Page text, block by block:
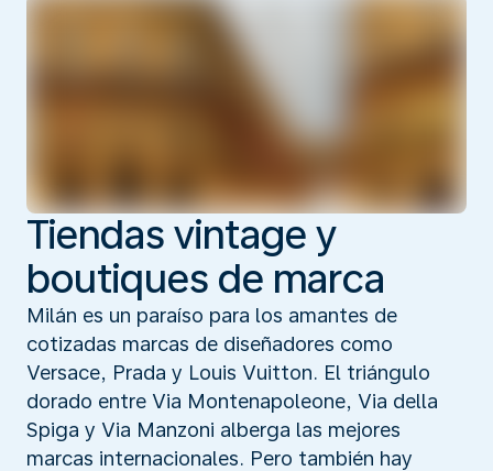
Tiendas vintage y
boutiques de marca
Milán es un paraíso para los amantes de
cotizadas marcas de diseñadores como
Versace, Prada y Louis Vuitton. El triángulo
dorado entre Via Montenapoleone, Via della
Spiga y Via Manzoni alberga las mejores
marcas internacionales. Pero también hay